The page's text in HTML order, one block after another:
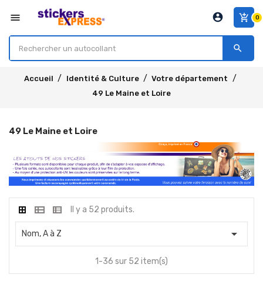
menu add_shopping_cart 0
account_circle
search
Accueil Identité & Culture
Votre département
49 Le Maine et Loire
49 Le Maine et Loire
Il y a 52 produits.
Nom, A à Z 
1-36 sur 52 item(s)